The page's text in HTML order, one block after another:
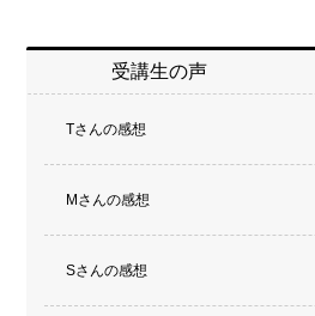
受講生の声
Tさんの感想
Mさんの感想
Sさんの感想